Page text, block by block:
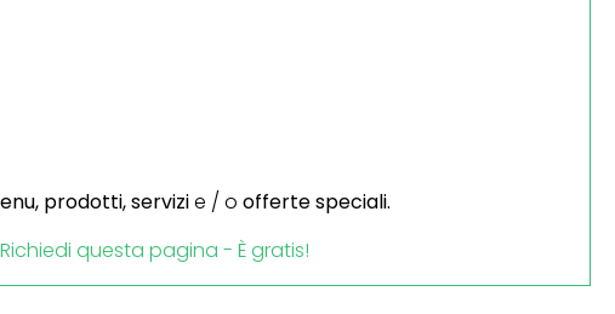
prodotti,servizie / o offerte speciali.
Richiedi questa pagina - È gratis!